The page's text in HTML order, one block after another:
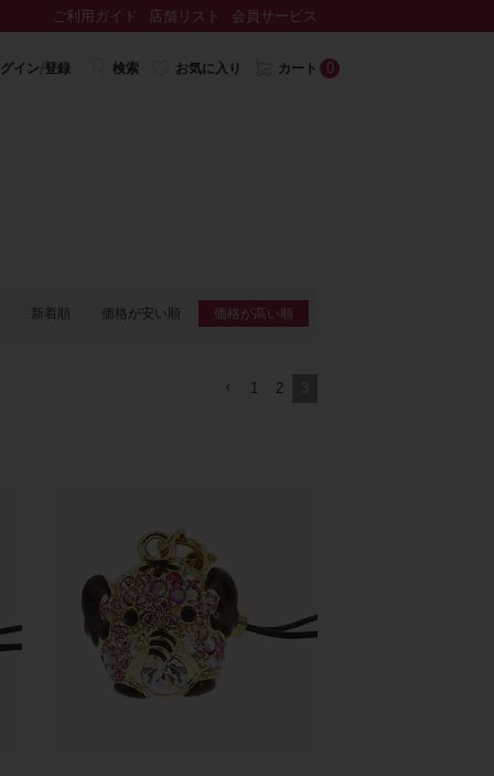
ご利用ガイド 店舗リスト 会員サービス
イン/登録 検索 お気に入り カート 0
新着順 価格が安い順 価格が高い順
1 2